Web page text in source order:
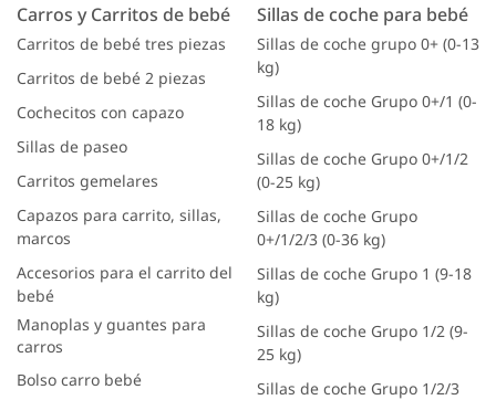
Carros y Carritos de bebé
Carritos de bebé tres piezas
Carritos de bebé 2 piezas
Cochecitos con capazo
Sillas de paseo
Carritos gemelares
Capazos para carrito, sillas,
marcos
Accesorios para el carrito del
bebé
Manoplas y guantes para
carros
Bolso carro bebé
Sillas de coche para bebé
Sillas de coche grupo 0+ (0-13
kg)
Sillas de coche Grupo 0+/1 (0-
18 kg)
Sillas de coche Grupo 0+/1/2
(0-25 kg)
Sillas de coche Grupo
0+/1/2/3 (0-36 kg)
Sillas de coche Grupo 1 (9-18
kg)
Sillas de coche Grupo 1/2 (9-
25 kg)
Sillas de coche Grupo 1/2/3